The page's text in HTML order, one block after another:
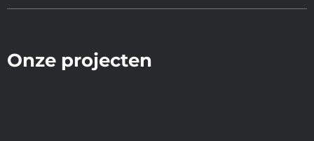
Onze projecten